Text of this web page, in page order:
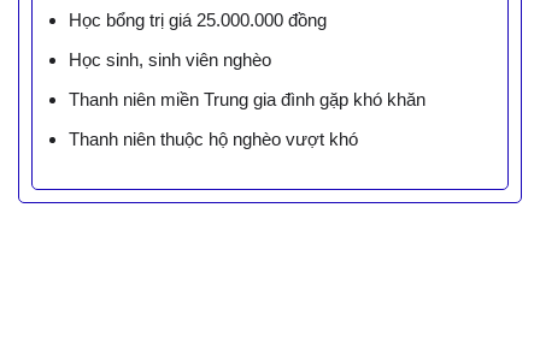
Học bổng trị giá 25.000.000 đồng
Học sinh, sinh viên nghèo
Thanh niên miền Trung gia đình gặp khó khăn
Thanh niên thuộc hộ nghèo vượt khó